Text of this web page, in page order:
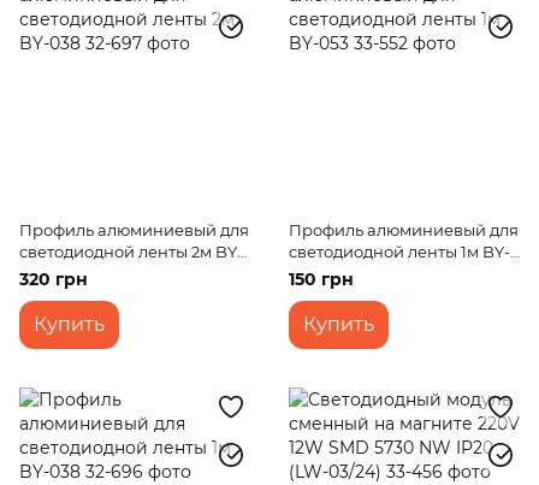
Профиль алюминиевый для
светодиодной ленты 2м BY-
038
320 грн
Купить
Профиль алюминиевый для
светодиодной ленты 1м BY-
053
150 грн
Купить